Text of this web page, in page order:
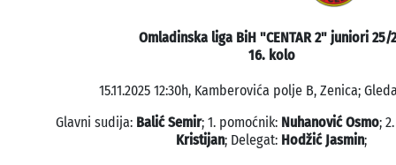
Omladinska liga BiH "CENTAR 2" juniori 25/
16. kolo
15.11.2025 12:30h, Kamberovića polje B, Zenica;
Glavni sudija: Balić Semir; 1. pomoćnik: Nuhanović Osmo;
Kristijan; Delegat: Hodžić Jasmin;